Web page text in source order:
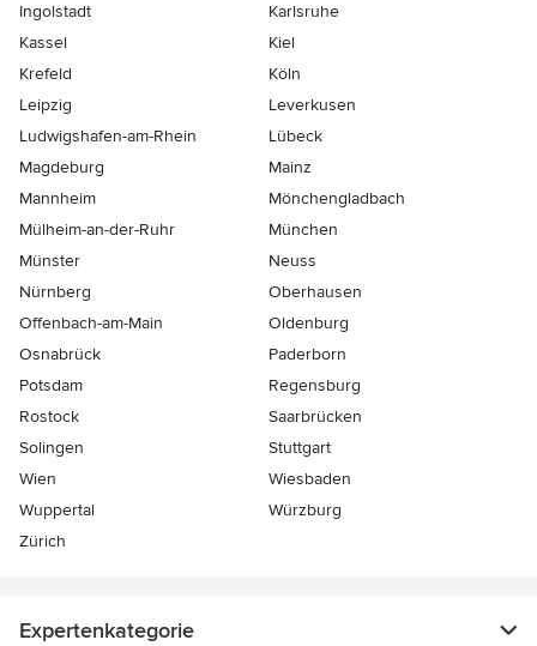
Ingolstadt
Karlsruhe
Kassel
Kiel
Krefeld
Köln
Leipzig
Leverkusen
Ludwigshafen-am-Rhein
Lübeck
Magdeburg
Mainz
Mannheim
Mönchen­gladbach
Mülheim-an-der-Ruhr
München
Münster
Neuss
Nürnberg
Oberhausen
Offenbach-am-Main
Oldenburg
Osnabrück
Paderborn
Potsdam
Regensburg
Rostock
Saarbrücken
Solingen
Stuttgart
Wien
Wiesbaden
Wuppertal
Würzburg
Zürich
Expertenkategorie